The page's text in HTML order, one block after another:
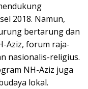
2018. Namun,
bertarung dan
Aziz, forum raja-
nasionalis-religius.
NH-Aziz juga
lokal.